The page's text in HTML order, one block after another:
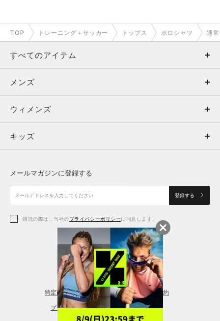
TOP トレーニング＋サッカー トップス ポロシャツ 通
すべてのアイテム
メンズ
ウィメンズ
キッズ
アクセサリー
メンズ
トップス
ボトムス
アクセサリー
ウィメンズ
トップス
シューズ
アクセサリー
レギンス＆タイツ
キッズ
シューズ
メールマガジンに登録する
登録する
購読の際は、当社のプライバシーポリシーに同意します。
特定商取引法に基づく通販の表記 会員規約
プライバシーポリシー